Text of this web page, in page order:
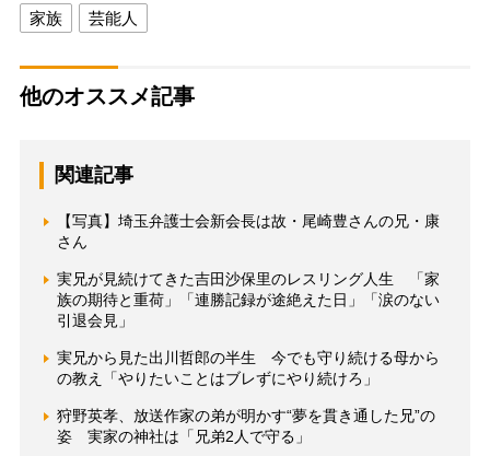
家族 芸能人
他のオススメ記事
関連記事
【写真】埼玉弁護士会新会長は故・尾崎豊さんの兄・康
さん
実兄が見続けてきた吉田沙保里のレスリング人生 「家
族の期待と重荷」「連勝記録が途絶えた日」「涙のない
引退会見」
実兄から見た出川哲郎の半生 今でも守り続ける母から
の教え「やりたいことはブレずにやり続けろ」
狩野英孝、放送作家の弟が明かす“夢を貫き通した兄”の
姿 実家の神社は「兄弟2人で守る」